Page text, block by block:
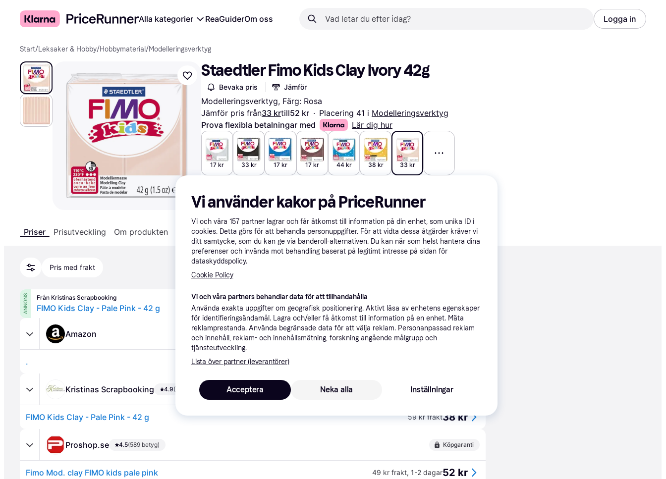
Alla kategorier ReaGuiderOm oss Logga in
Start/Leksaker & Hobby/Hobbymaterial /Modelleringsverktyg
Staedtler Fimo Kids Clay Ivory 42g
Bevaka pris Jämför
Modelleringsverktyg, Färg: Rosa
Jämför pris från33 krtill52 kr · Placering 41 i Modelleringsverktyg
Prova flexibla betalningar med
Lär dig hur
17 kr 33 kr 17 kr 17 kr 44 kr 38 kr 33 kr
Priser Prisutveckling Om produkten Specifikationer
Pris med frakt
ANNONS Från Kristinas Scrapbooking
FIMO Kids Clay - Pale Pink - 42 g 59 kr frakt 38 kr
Amazon
.
Kristinas Scrapbooking 4.9(122 betyg) Köpgaranti
FIMO Kids Clay - Pale Pink - 42 g 59 kr frakt38 kr
Proshop.se 4.5(589 betyg) Köpgaranti
Fimo Mod. clay FIMO kids pale pink 49 kr frakt, 1-2 dagar52 kr
Vi använder kakor på PriceRunner
Vi och våra 157 partner lagrar och får åtkomst till information på din enhet, som unika ID i
cookies. Detta görs för att behandla personuppgifter. För att vidta dessa åtgärder kräver vi
ditt samtycke, som du kan ge via banderoll-alternativen. Du kan när som helst hantera dina
preferenser och invända mot behandling baserat på legitimt intresse på sidan för
dataskyddspolicy.
Cookie Policy
Vi och våra partners behandlar data för att tillhandahålla
Använda exakta uppgifter om geografisk positionering. Aktivt läsa av enhetens egenskaper
för identifieringsändamål. Lagra och/eller få åtkomst till information på en enhet. Mäta
reklamprestanda. Använda begränsade data för att välja reklam. Personanpassad reklam
och innehåll, reklam- och innehållsmätning, forskning angående målgrupp och
tjänsteutveckling.
Lista över partner (leverantörer)
Neka alla
Acceptera Inställningar